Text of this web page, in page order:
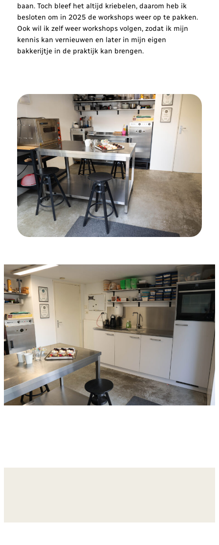
baan. Toch bleef het altijd kriebelen, daarom heb ik
besloten om in 2025 de workshops weer op te pakken.
Ook wil ik zelf weer workshops volgen, zodat ik mijn
kennis kan vernieuwen en later in mijn eigen
bakkerijtje in de praktijk kan brengen.